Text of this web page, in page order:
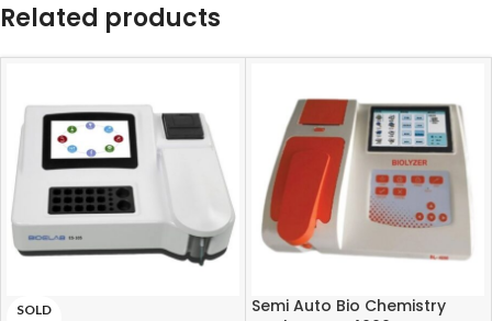
Related products
SOLD
Semi Auto Bio Chemistry